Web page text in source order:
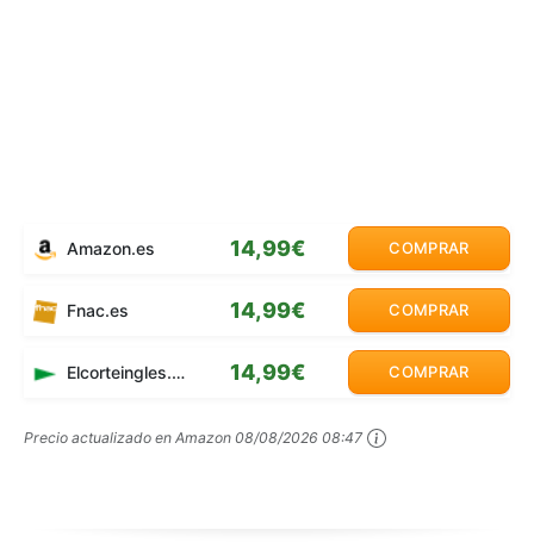
Amazon.es 14,99€ COMPRAR
Fnac.es 14,99€ COMPRAR
Elcorteingles.es 14,99€ COMPRAR
Precio actualizado en Amazon 08/08/2026 08:47